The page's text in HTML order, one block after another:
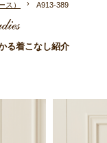
ス） A913-389
る着こなし紹介